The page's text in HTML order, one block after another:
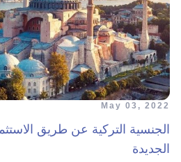
May 03, 2022
الجنسية التركية عن طريق
الجديدة